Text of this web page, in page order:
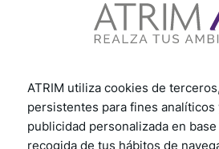
Instalación
ATRIM utiliza cookies de
persistentes para fines analíticos
publicidad personalizada en
recogida de tus hábitos de